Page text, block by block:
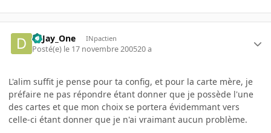
D_Jay_One INpactien
Posté(e) le 17 novembre 200520 a
L'alim suffit je pense pour ta config, et pour la carte mère, je
préfaire ne pas répondre étant donner que je possède l'une
des cartes et que mon choix se portera évidemmant vers
celle-ci étant donner que je n'ai vraimant aucun problème.